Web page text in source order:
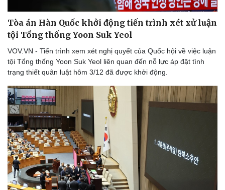
Tòa án Hàn Quốc khởi động tiến trình xét xử luận
tội Tổng thống Yoon Suk Yeol
VOV.VN - Tiến trình xem xét nghị quyết của Quốc hội về việc luận
tội Tổng thống Yoon Suk Yeol liên quan đến nỗ lực áp đặt tình
trạng thiết quân luật hôm 3/12 đã được khởi động.